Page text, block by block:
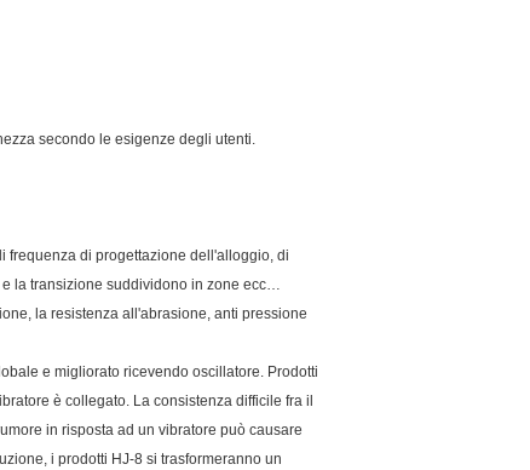
secondo le esigenze degli utenti.
frequenza di progettazione dell'alloggio, di
la transizione suddividono in zone ecc…
la resistenza all'abrasione, anti pressione
e migliorato ricevendo oscillatore. Prodotti
è collegato. La consistenza difficile fra il
in risposta ad un vibratore può causare
i prodotti HJ-8 si trasformeranno un